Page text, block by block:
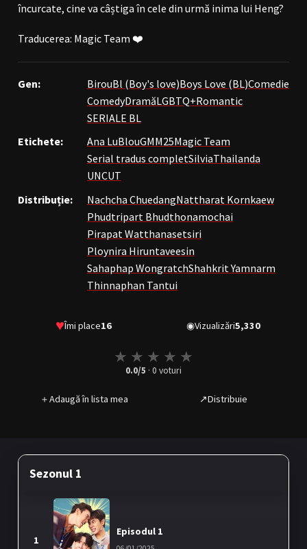
încurcate, cine va câștiga în cele din urmă inima lui Heng?
Traducerea: Magic Team ❤️
Gen: BirouBl (Boy's love)Boys Love (BL)Comedie
ComedyDramăLGBTQ+Romantic
SERIALE BL
Etichete:
Ana LuBlouGMM25Magic Team
Serial tradus completSilviaThailanda
UNCUT
Distribuție:
Nachcha ChuedangNattharat Kornkaew
Phudtripart Bhudthonamochai
Pirapat Watthanasetsiri
Ploynira Hiruntaveesin
Sahaphap WongratchShahkrit Yamnarm
Thinnaphan Tantui
♥Îmi place16
★ ★ ★ ★ ★
0.0/5 · 0 voturi
＋Adaugă în lista mea ↗Distribuie
◉Vizualizări5,330
Sezonul 1
1
Episodul 1